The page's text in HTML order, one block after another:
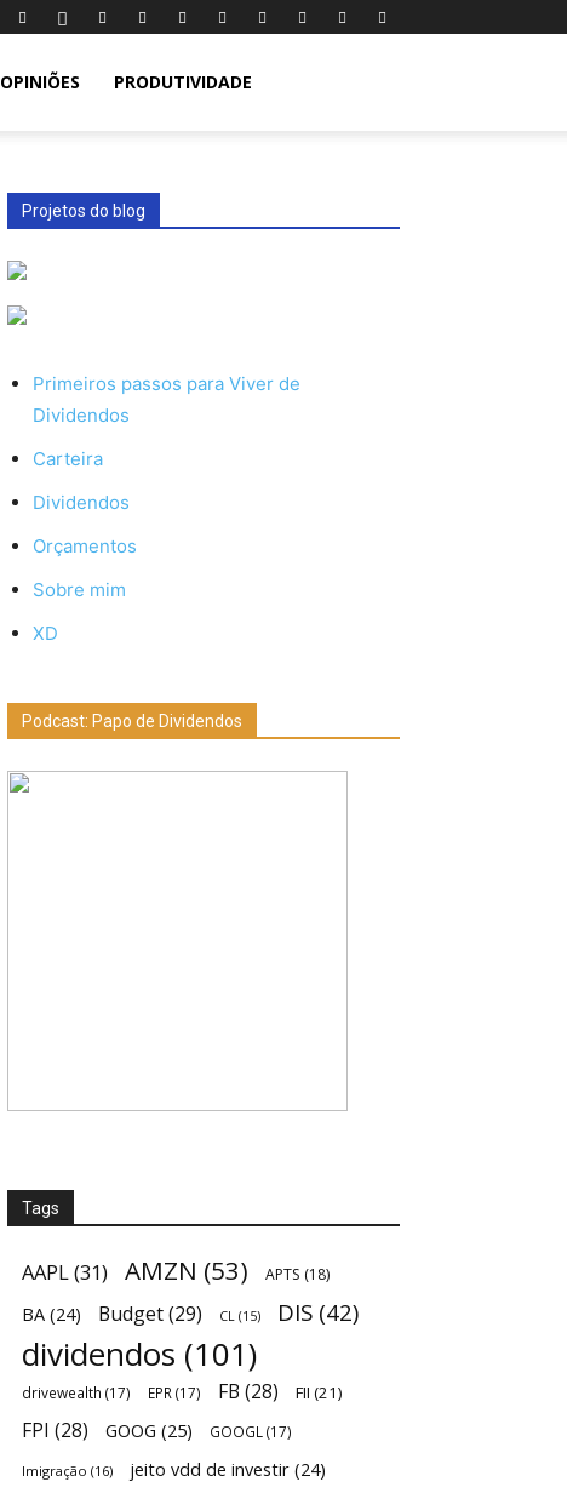
OPINIÕES PRODUTIVIDADE
Projetos do blog
Primeiros passos para Viver de
Dividendos
Carteira
Dividendos
Orçamentos
Sobre mim
XD
Podcast: Papo de Dividendos
Tags
AAPL(31) AMZN (53) APTS (18)
BA (24) Budget(29) CL (15) DIS (42)
dividendos (101)
drivewealth (17) EPR (17) FB (28) FII (21)
FPI (28) GOOG (25) GOOGL (17)
Imigração (16) jeito vdd de investir (24)